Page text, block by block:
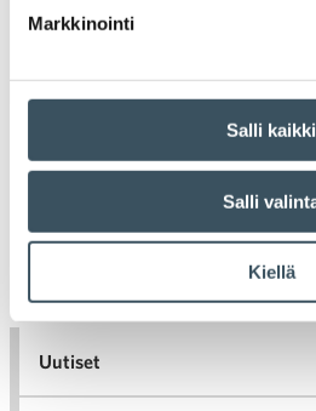
Markkinointi
Salli kaikki
Salli
Kiellä
aikataulu ei
kannattaa
Artikkelien selaus
Uutiset